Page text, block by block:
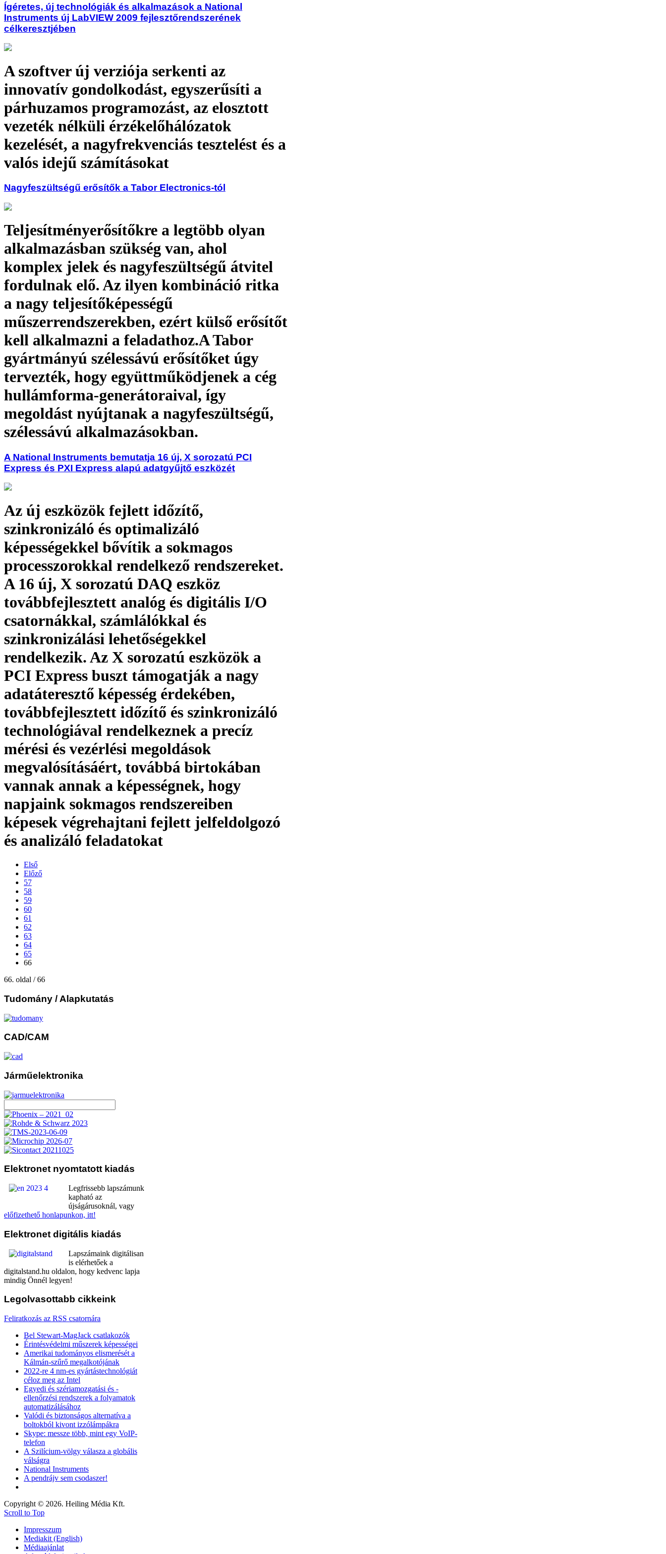
Ígéretes, új technológiák és alkalmazások a National
Instruments új LabVIEW 2009 fejlesztőrendszerének
célkeresztjében
A szoftver új verziója serkenti az
innovatív gondolkodást, egyszerűsíti a
párhuzamos programozást, az elosztott
vezeték nélküli érzékelőhálózatok
kezelését, a nagyfrekvenciás tesztelést és a
valós idejű számításokat
Nagyfeszültségű erősítők a Tabor Electronics-tól
Teljesítményerősítőkre a legtöbb olyan
alkalmazásban szükség van, ahol
komplex jelek és nagyfeszültségű átvitel
fordulnak elő. Az ilyen kombináció ritka
a nagy teljesítőképességű
műszerrendszerekben, ezért külső erősítőt
kell alkalmazni a feladathoz.A Tabor
gyártmányú szélessávú erősítőket úgy
tervezték, hogy együttműködjenek a cég
hullámforma-generátoraival, így
megoldást nyújtanak a nagyfeszültségű,
szélessávú alkalmazásokban.
A National Instruments bemutatja 16 új, X sorozatú PCI
Express és PXI Express alapú adatgyűjtő eszközét
Az új eszközök fejlett időzítő,
szinkronizáló és optimalizáló
képességekkel bővítik a sokmagos
processzorokkal rendelkező rendszereket.
A 16 új, X sorozatú DAQ eszköz
továbbfejlesztett analóg és digitális I/O
csatornákkal, számlálókkal és
szinkronizálási lehetőségekkel
rendelkezik. Az X sorozatú eszközök a
PCI Express buszt támogatják a nagy
adatáteresztő képesség érdekében,
továbbfejlesztett időzítő és szinkronizáló
technológiával rendelkeznek a precíz
mérési és vezérlési megoldások
megvalósításáért, továbbá birtokában
vannak annak a képességnek, hogy
napjaink sokmagos rendszereiben
képesek végrehajtani fejlett jelfeldolgozó
és analizáló feladatokat
Első
Előző
57
58
59
60
61
62
63
64
65
66
66. oldal / 66
Tudomány / Alapkutatás
CAD/CAM
Járműelektronika
Elektronet nyomtatott kiadás
Legfrissebb lapszámunk
kapható az
újságárusoknál, vagy
előfizethető honlapunkon, itt!
Elektronet digitális kiadás
Lapszámaink digitálisan
is elérhetőek a
digitalstand.hu oldalon, hogy kedvenc lapja
mindig Önnél legyen!
Legolvasottabb cikkeink
Feliratkozás az RSS csatornára
Bel Stewart-MagJack csatlakozók
Érintésvédelmi műszerek képességei
Amerikai tudományos elismerését a
Kálmán-szűrő megalkotójának
2022-re 4 nm-es gyártástechnológiát
céloz meg az Intel
Egyedi és szériamozgatási és -
ellenőrzési rendszerek a folyamatok
automatizálásához
Valódi és biztonságos alternatíva a
boltokból kivont izzólámpákra
Skype: messze több, mint egy VoIP-
telefon
A Szilícium-völgy válasza a globális
válságra
National Instruments
A pendrájv sem csodaszer!
Copyright © 2026. Heiling Média Kft.
Scroll to Top
Impresszum
Mediakit (English)
Médiaajánlat